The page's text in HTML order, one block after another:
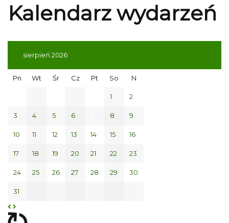
Kalendarz wydarzeń
sierpień 2026
Pn Wt Śr Cz Pt So N
1 2
3 4 5 6 8 9
10 11 12 13 14 15 16
17 18 19 20 21 22 23
24 25 26 27 28 29 30
31